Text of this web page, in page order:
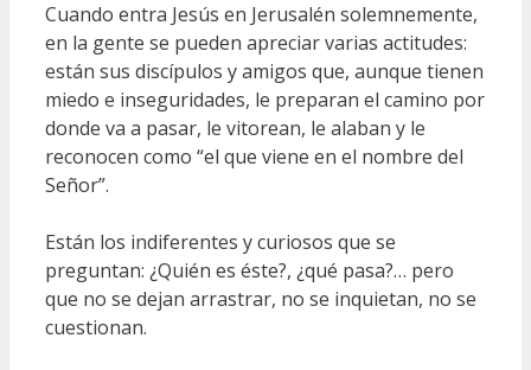
Cuando entra Jesús en Jerusalén solemnemente,
en la gente se pueden apreciar varias actitudes:
están sus discípulos y amigos que, aunque tienen
miedo e inseguridades, le preparan el camino por
donde va a pasar, le vitorean, le alaban y le
reconocen como “el que viene en el nombre del
Señor”.
Están los indiferentes y curiosos que se
preguntan: ¿Quién es éste?, ¿qué pasa?… pero
que no se dejan arrastrar, no se inquietan, no se
cuestionan.